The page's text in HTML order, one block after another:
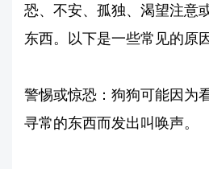
恐、不安、孤独、渴望注意
东西。以下是一些常见的原
警惕或惊恐：狗狗可能因为
寻常的东西而发出叫唤声。